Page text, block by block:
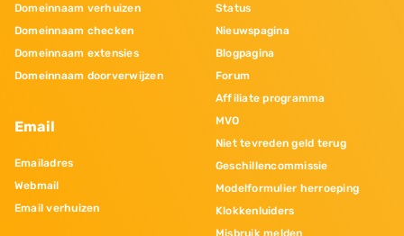
Domeinnaam verhuizen
Domeinnaam checken
Domeinnaam extensies
Domeinnaam doorverwijzen
Email
Emailadres
Webmail
Email verhuizen
Status
Nieuwspagina
Blogpagina
Forum
Affiliate programma
MVO
Niet tevreden geld terug
Geschillencommissie
Modelformulier herroeping
Klokkenluiders